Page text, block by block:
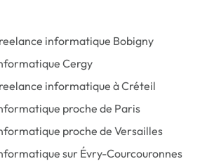
informatique Bobigny
Cergy
informatique à Créteil
proche de Paris
proche de Versailles
sur Évry-Courcouronnes